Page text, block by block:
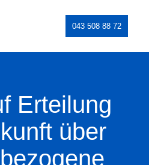
043 508 88 72
Erteilung
über